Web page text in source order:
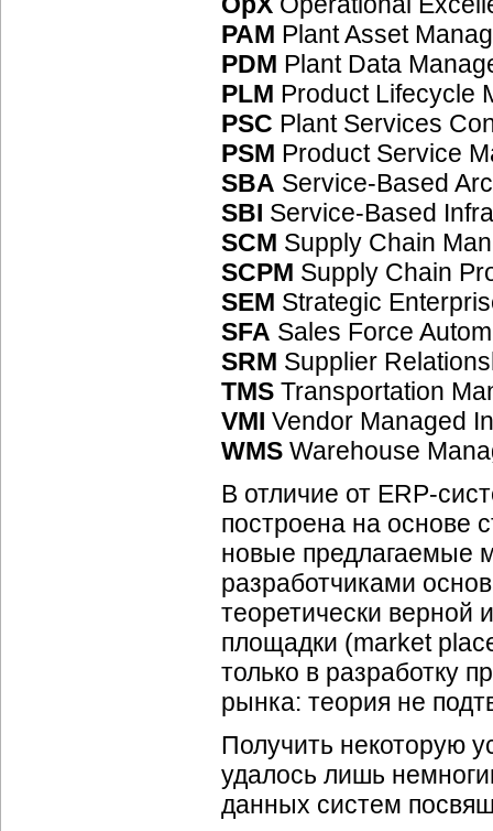
PAM Plant Asset
PDM Plant Data
PLM Product Lifecycle
PSC Plant Services
PSM Product Service
SBA Service-Based
SBI Service-Based
SCM Supply Chain
SCPM Supply Chain
SEM Strategic
SFA Sales Force
SRM Supplier
TMS Transportation
VMI Vendor Managed
WMS Warehouse
В отличие от ERP-
построена на основе
новые предлагаемые
разработчиками
теоретически
площадки (market
только в разработку
рынка: теория не
Получить некоторую
удалось лишь
данных систем